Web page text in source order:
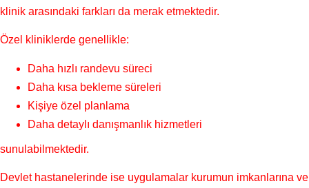
klinik arasındaki farkları da merak etmektedir.
Özel kliniklerde genellikle:
Daha hızlı randevu süreci
Daha kısa bekleme süreleri
Kişiye özel planlama
Daha detaylı danışmanlık hizmetleri
sunulabilmektedir.
Devlet hastanelerinde ise uygulamalar kurumun imkanlarına ve